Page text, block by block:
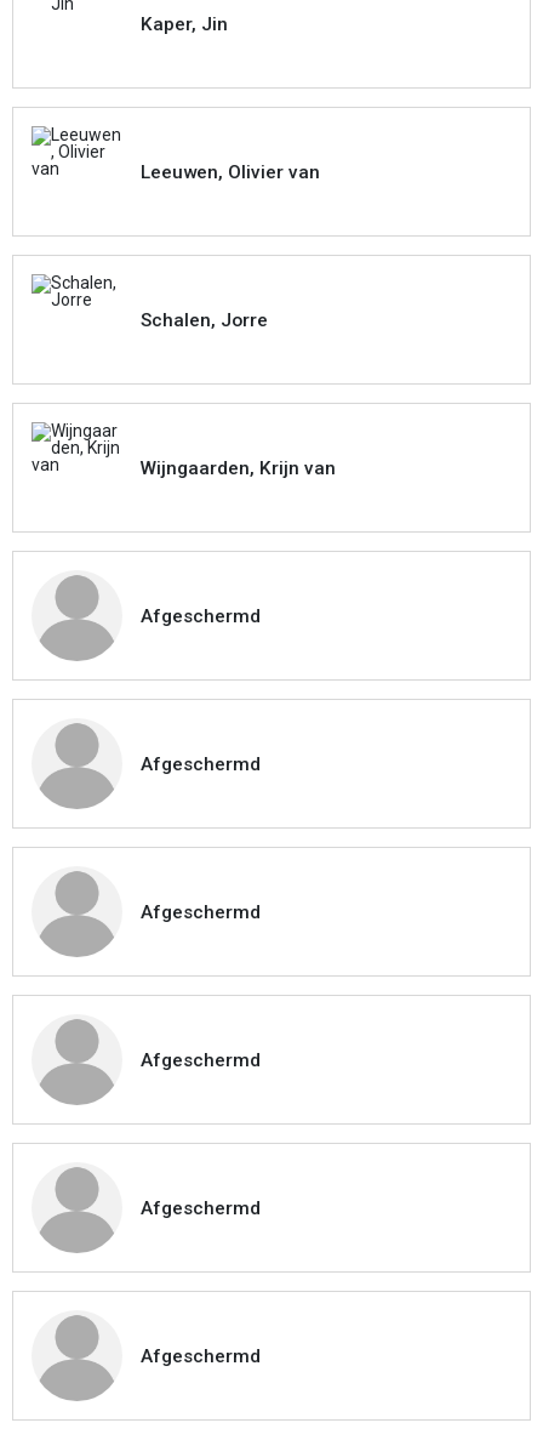
Kaper, Jin
Leeuwen, Olivier van
Schalen, Jorre
Wijngaarden, Krijn van
Afgeschermd
Afgeschermd
Afgeschermd
Afgeschermd
Afgeschermd
Afgeschermd